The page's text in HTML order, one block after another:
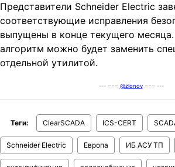
Представители Schneider Electric
соответствующие исправления
выпущены в конце текущего
алгоритм можно будет заменить
отдельной утилитой.
--- === @zlonov=== ---
Теги: ClearSCADA ICS-CERT
Schneider Electric Европа ИБ АСУ ТП